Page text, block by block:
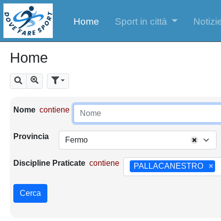
Home Sport in città
Home
Cerca Mostra tutti i risultati
Parametri di ricerca
Nome contiene
Provincia Fermo
Discipline Praticate contiene ×
PALLACANESTRO
Cerca